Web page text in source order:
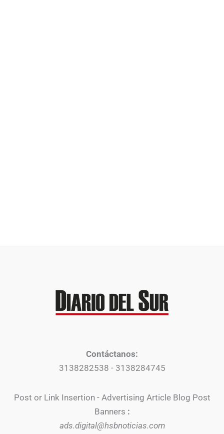
Contáctanos:
3138282538 - 3138284745
Post or Link Insertion - Advertising Article Blog Post
Banners :
ads.digital@hsbnoticias.com